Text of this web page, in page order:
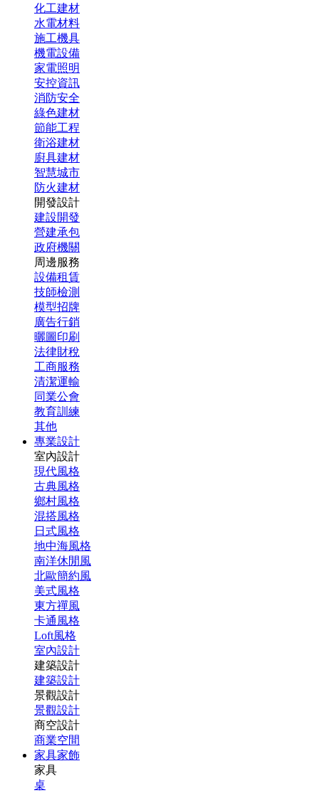
化工建材
水電材料
施工機具
機電設備
家電照明
安控資訊
消防安全
綠色建材
節能工程
衛浴建材
廚具建材
智慧城市
防火建材
開發設計
建設開發
營建承包
政府機關
周邊服務
設備租賃
技師檢測
模型招牌
廣告行銷
曬圖印刷
法律財稅
工商服務
清潔運輸
同業公會
教育訓練
其他
專業設計
室內設計
現代風格
古典風格
鄉村風格
混搭風格
日式風格
地中海風格
南洋休閒風
北歐簡約風
美式風格
東方禪風
卡通風格
Loft風格
室內設計
建築設計
建築設計
景觀設計
景觀設計
商空設計
商業空間
家具家飾
家具
桌